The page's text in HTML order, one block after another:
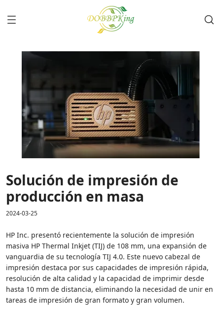
Solución de impresión de
producción en masa
2024-03-25
HP Inc. presentó recientemente la solución de impresión
masiva HP Thermal Inkjet (TIJ) de 108 mm, una expansión de
vanguardia de su tecnología TIJ 4.0. Este nuevo cabezal de
impresión destaca por sus capacidades de impresión rápida,
resolución de alta calidad y la capacidad de imprimir desde
hasta 10 mm de distancia, eliminando la necesidad de unir en
tareas de impresión de gran formato y gran volumen.